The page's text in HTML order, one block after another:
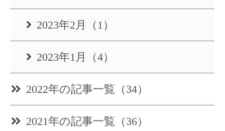
2023年2月（1）
2023年1月（4）
2022年の記事一覧（34）
2021年の記事一覧（36）